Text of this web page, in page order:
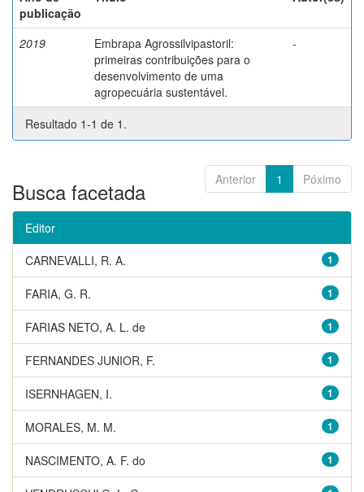
publicação
2019
Embrapa Agrossilvipastoril:
primeiras contribuições para o
desenvolvimento de uma
agropecuária sustentável.
-
Resultado 1-1 de 1.
Anterior 1 Póximo
Busca facetada
Editor
1
CARNEVALLI, R. A.
1
FARIA, G. R.
1
FARIAS NETO, A. L. de
1
FERNANDES JUNIOR, F.
1
ISERNHAGEN, I.
1
MORALES, M. M.
1
NASCIMENTO, A. F. do